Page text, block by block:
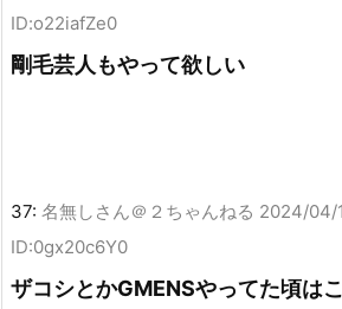
ID:o22iafZe0
剛毛芸人もやって欲しい
37: 名無しさん＠２ちゃんねる 2024/04/
ID:0gx20c6Y0
ザコシとかGMENSやってた頃は